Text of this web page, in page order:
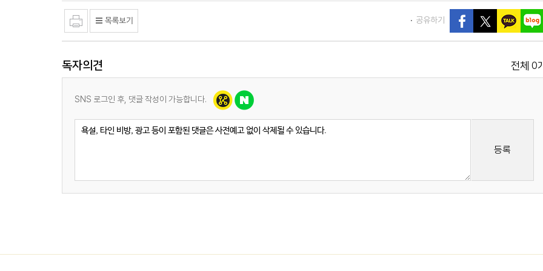
공유하기
독자의견 전체 0
SNS 로그인 후, 댓글 작성이 가능합니다.
등록